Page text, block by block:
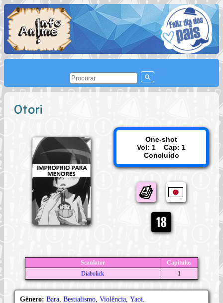
Otori
One-shot
Vol: 1 Cap: 1
Concluído
Scanlator
Capítulos
Diabolick
1
Gênero: Bara Bestialismo Violência Yaoi